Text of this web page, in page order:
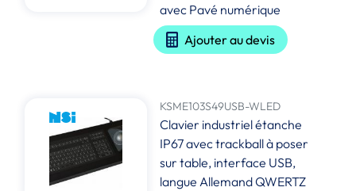
avec Pavé numérique
Ajouter au devis
KSME103S49USB-WLED
Clavier industriel étanche
IP67 avec trackball à poser
sur table, interface USB,
langue Allemand QWERTZ